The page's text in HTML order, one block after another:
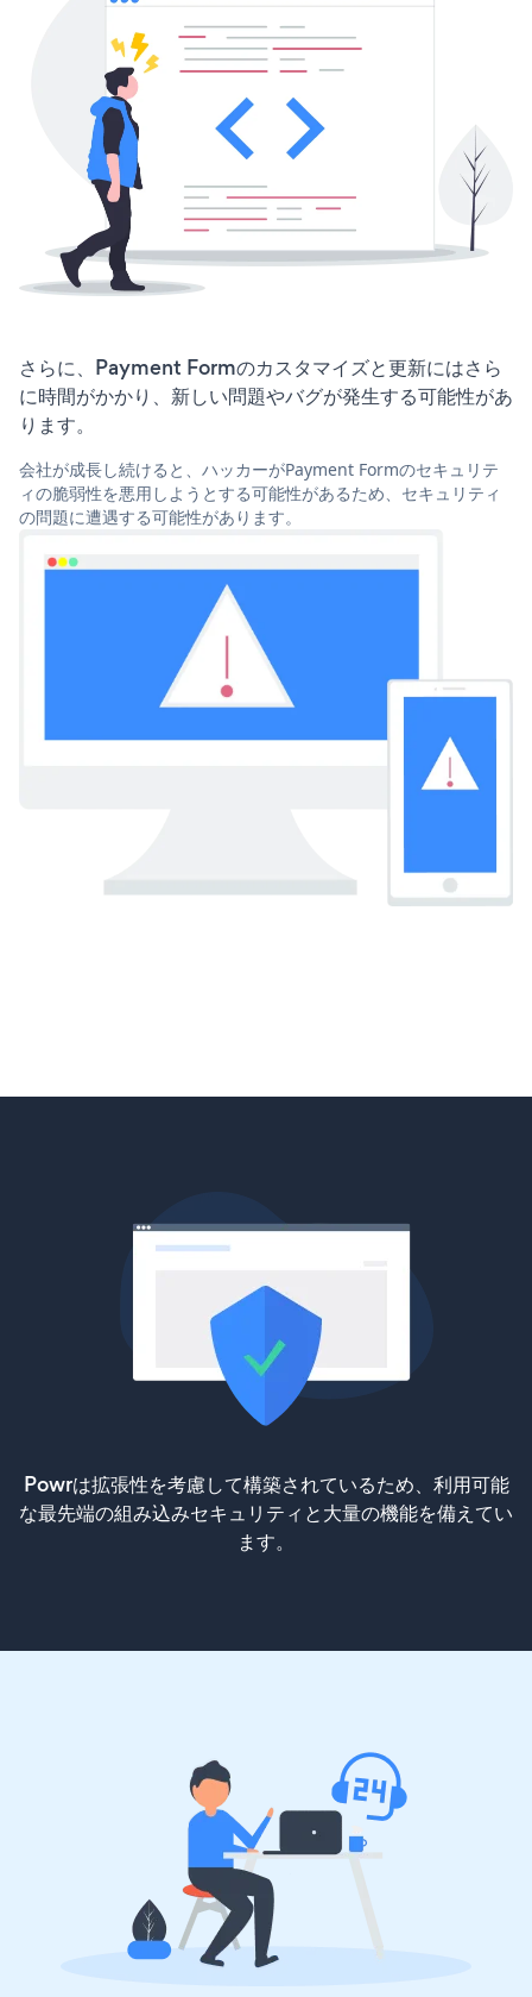
さらに、Payment Formのカスタマイズと更新にはさら
に時間がかかり、新しい問題やバグが発生する可能性があ
ります。
会社が成長し続けると、ハッカーがPayment Formのセキュリテ
ィの脆弱性を悪用しようとする可能性があるため、セキュリティ
の問題に遭遇する可能性があります。
Powrは拡張性を考慮して構築されているため、利用可能
な最先端の組み込みセキュリティと大量の機能を備えてい
ます。